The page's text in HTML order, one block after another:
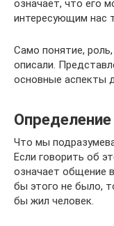
означает, что его
интересующим нас
Само понятие,
описали.
основные аспекты
Что мы
Если говорить об
означает общение
бы этого не было,
бы жил человек.